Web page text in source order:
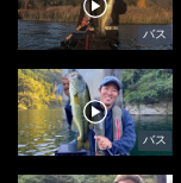
バス
バス